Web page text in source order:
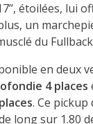
étoilées, lui
un
du
en deux
4 places
. Ce pickup
long sur 1.80